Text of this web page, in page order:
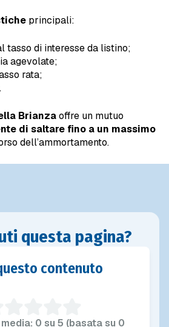
principali:
tasso di interesse da listino;
agevolate;
rata;
Brianzaoffre un mutuo
di saltare fino a un massimo
dell’ammortamento.
questa pagina?
contenuto
0 su 5 (basata su 0